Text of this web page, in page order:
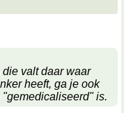
valt daar waar
heeft, ga je ook
is.